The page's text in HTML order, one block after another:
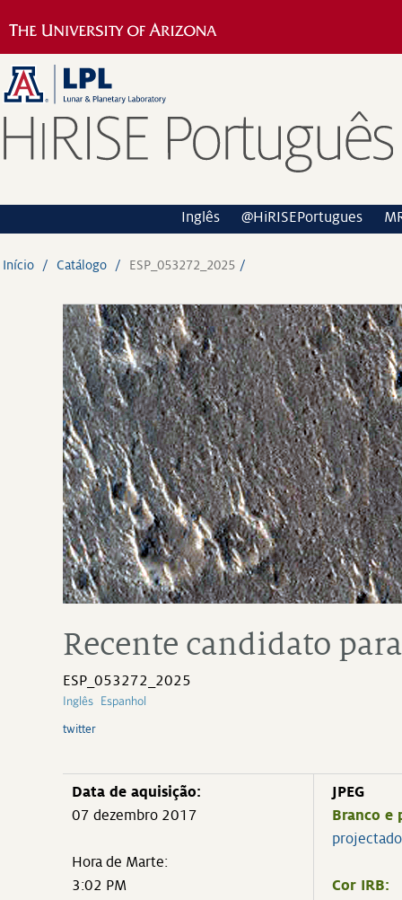
Inglês @HiRISEPortugues
Início Catálogo ESP_053272_2025
Recente candidato
ESP_053272_2025
Inglês Espanhol
twitter
Data de aquisição:
07 dezembro 2017
Hora de Marte:
3:02 PM
JPEG
Branco e
projectado
Cor IRB: